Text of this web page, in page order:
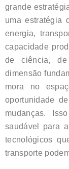
grande
uma estratégia
energia,
capacidade
de ciência,
dimensão
mora no
oportunidade
mudanças.
saudável para
tecnológicos
transporte